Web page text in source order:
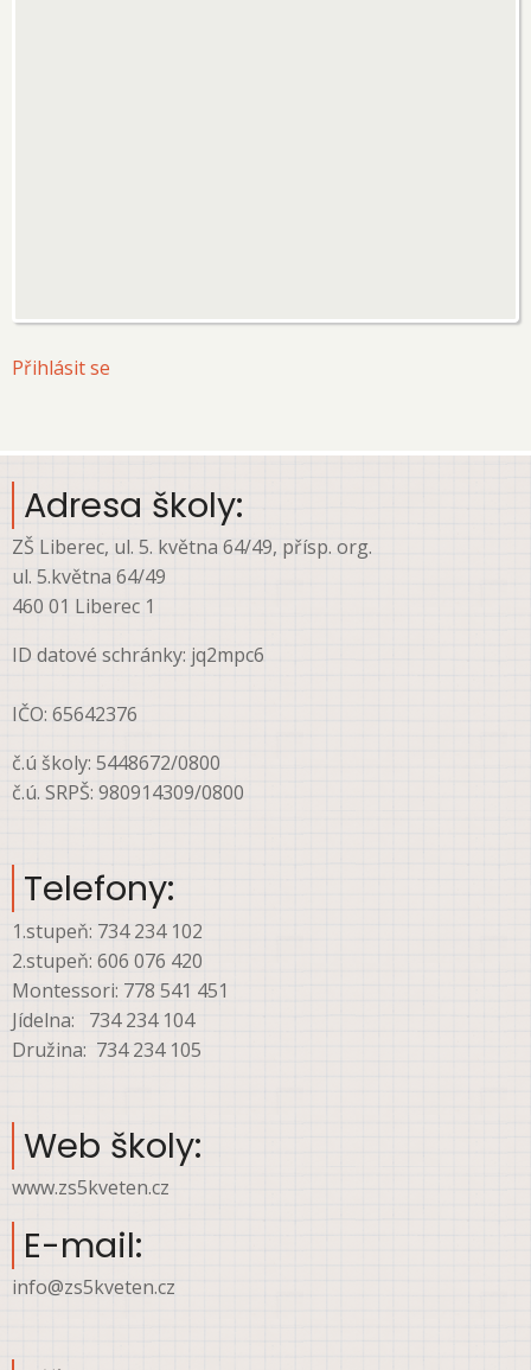
User
menu
Přihlásit se
Adresa školy:
ZŠ Liberec, ul. 5. května 64/49, přísp. org.
ul. 5.května 64/49
460 01 Liberec 1
ID datové schránky: jq2mpc6
IČO: 65642376
č.ú školy: 5448672/0800
č.ú. SRPŠ: 980914309/0800
Telefony:
1.stupeň: 734 234 102
2.stupeň: 606 076 420
Montessori: 778 541 451
Jídelna: 734 234 104
Družina: 734 234 105
Web školy:
www.zs5kveten.cz
E-mail:
info@zs5kveten.cz